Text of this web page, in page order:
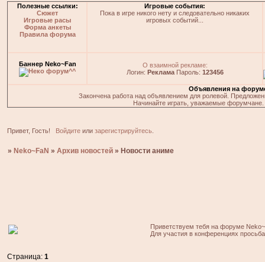
Полезные ссылки:
Сюжет
Игровые расы
Форма анкеты
Правила форума
Игровые события:
Пока в игре никого нету и следовательно никаких
игровых событий...
Баннер Neko~Fan
О взаимной рекламе:
Логин: РекламаПароль: 123456
Объявления на
Закончена работа над объявлением для ролевой.
Начинайте играть, уважаемые
Привет, Гость! Войдитеили зарегистрируйтесь.
» Neko~FaN »Архив новостей » Новости аниме
Приветствуем тебя на форуме
Для участия в конференциях
Страница:1